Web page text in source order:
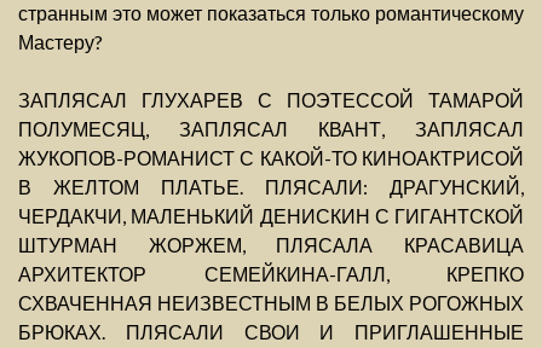
странным это может показаться только романтическому
Мастеру?
ЗАПЛЯСАЛ ГЛУХАРЕВ С ПОЭТЕССОЙ ТАМАРОЙ
ПОЛУМЕСЯЦ, ЗАПЛЯСАЛ КВАНТ, ЗАПЛЯСАЛ
ЖУКОПОВ-РОМАНИСТ С КАКОЙ-ТО КИНОАКТРИСОЙ
В ЖЕЛТОМ ПЛАТЬЕ. ПЛЯСАЛИ: ДРАГУНСКИЙ,
ЧЕРДАКЧИ, МАЛЕНЬКИЙ ДЕНИСКИН С ГИГАНТСКОЙ
ШТУРМАН ЖОРЖЕМ, ПЛЯСАЛА КРАСАВИЦА
АРХИТЕКТОР СЕМЕЙКИНА-ГАЛЛ, КРЕПКО
СХВАЧЕННАЯ НЕИЗВЕСТНЫМ В БЕЛЫХ РОГОЖНЫХ
БРЮКАХ. ПЛЯСАЛИ СВОИ И ПРИГЛАШЕННЫЕ